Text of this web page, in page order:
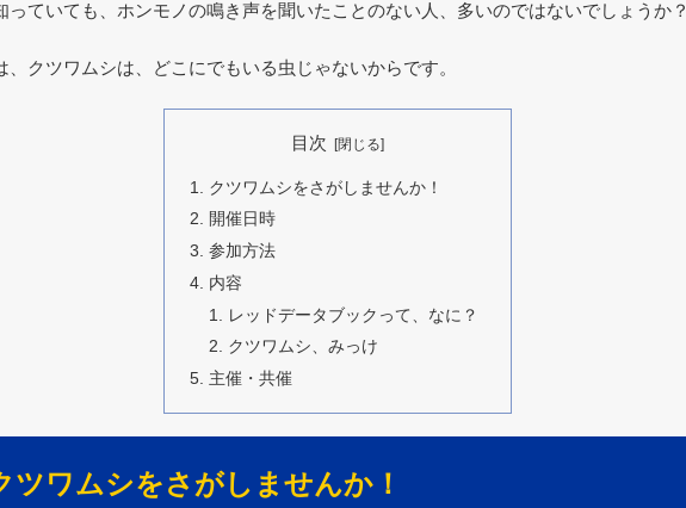
っていても、ホンモノの鳴き声を聞いたことのない人、多いのではないでしょうか？
、クツワムシは、どこにでもいる虫じゃないからです。
目次
クツワムシをさがしませんか！
開催日時
参加方法
内容
レッドデータブックって、なに？
クツワムシ、みっけ
主催・共催
ツワムシをさがしませんか！